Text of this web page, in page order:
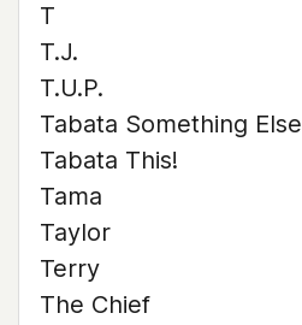
T
T.J.
T.U.P.
Tabata Something Else
Tabata This!
Tama
Taylor
Terry
The Chief